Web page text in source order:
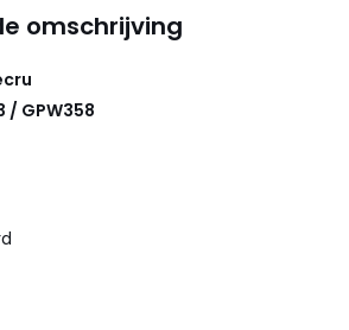
omschrijving
/ GPW358